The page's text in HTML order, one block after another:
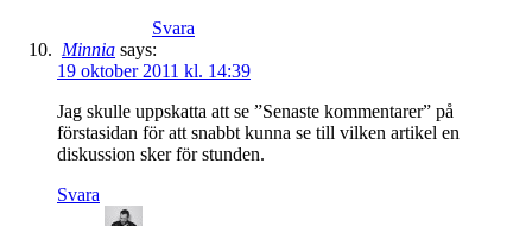
Svara
Minnia says:
19 oktober 2011 kl. 14:39
Jag skulle uppskatta att se ”Senaste kommentarer” på
förstasidan för att snabbt kunna se till vilken artikel en
diskussion sker för stunden.
Svara